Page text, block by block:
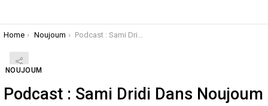
You are here:
Home Noujoum Podcast : Sami Dridi Dans Noujoum
NOUJOUM
Podcast : Sami Dridi Dans Noujoum